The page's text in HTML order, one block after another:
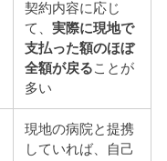
契約内容に応じ
て、実際に現地で
支払った額のほぼ
全額が戻ることが
多い
現地の病院と提携
していれば、自己